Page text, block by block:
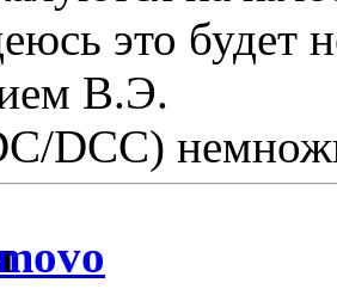
это будет
В.Э.
DCC)